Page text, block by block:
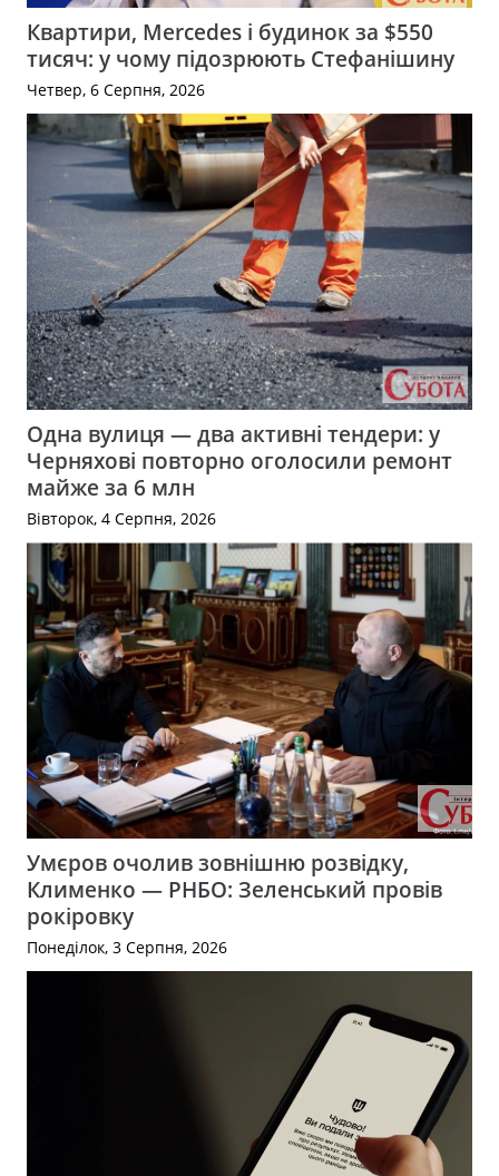
Квартири, Mercedes і будинок за $550
тисяч: у чому підозрюють Стефанішину
Четвер, 6 Серпня, 2026
Одна вулиця — два активні тендери: у
Черняхові повторно оголосили ремонт
майже за 6 млн
Вівторок, 4 Серпня, 2026
Умєров очолив зовнішню розвідку,
Клименко — РНБО: Зеленський провів
рокіровку
Понеділок, 3 Серпня, 2026